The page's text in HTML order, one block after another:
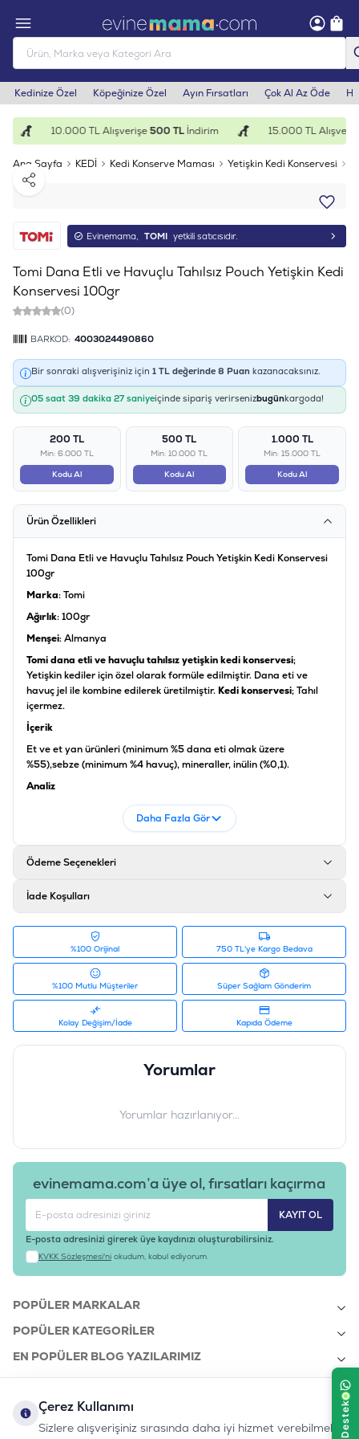
Kedinize Özel Köpeğinize Özel Ayın Fırsatları Çok Al Az Öde
10.000 TL Alışverişe500 TLİndirim 15.000 TL
Ana Sayfa KEDİ Kedi Konserve Maması Yetişkin Kedi Konservesi
Paylaş
Evinemama, TOMI yetkili satıcısıdır.
Tomi Dana Etli ve Havuçlu Tahılsız Pouch Yetişkin Kedi
Konservesi 100gr
(0)
BARKOD: 4003024490860
Bir sonraki alışverişiniz için 1 TL değerinde 8 Puan kazanacaksınız.
05 saat 39 dakika 27 saniyeiçinde sipariş verirsenizbugünkargoda!
200 TL
Min: 6.000 TL
Kodu Al
500 TL
Min: 10.000 TL
Kodu Al
1.000 TL
Min: 15.000 TL
Kodu Al
Ürün Özellikleri
Tomi Dana Etli ve Havuçlu Tahılsız Pouch Yetişkin Kedi Konservesi
100gr
Marka: Tomi
Ağırlık: 100gr
Menşei: Almanya
Tomi dana etli ve havuçlu tahılsız yetişkin kedi konservesi;
Yetişkin kediler için özel olarak formüle edilmiştir. Dana eti ve
havuç jel ile kombine edilerek üretilmiştir. Kedi konservesi; Tahıl
içermez.
İçerik
Et ve et yan ürünleri (minimum %5 dana eti olmak üzere
%55),sebze (minimum %4 havuç), mineraller, inülin (%0,1).
Analiz
Nem: %83, Ham Protein: %8.5, Ham Yağ: %5, Ham Kül: %2,5, Ham
Katkı maddeleri
D3 Vitamini: 250 IU, E Vitamini: 15 mg/kg, Biotin: 20 µg/kg, Bakır:
Ürün Filtreleri
Barkod
:
4003024490860
Tedarikçi Ürün Kodu
650-1003122A
Daha Fazla Gör
Ödeme Seçenekleri
İade Koşulları
%100 Orijinal 750 TL'ye Kargo Bedava
%100 Mutlu Müşteriler Süper Sağlam Gönderim
Kolay Değişim/İade Kapıda Ödeme
Yorumlar
Yorumlar hazırlanıyor...
evinemama.com’a üye ol, fırsatları kaçırma
KAYIT OL
E-posta adresinizi girerek üye kaydınızı oluşturabilirsiniz.
KVKK Sözleşmesi'ni okudum, kabul ediyorum.
POPÜLER MARKALAR
POPÜLER KATEGORILER
EN POPÜLER BLOG YAZILARIMIZ
KURUMSAL
Çerez Kullanımı
Sizlere alışverişiniz sırasında daha iyi hizmet verebilmek